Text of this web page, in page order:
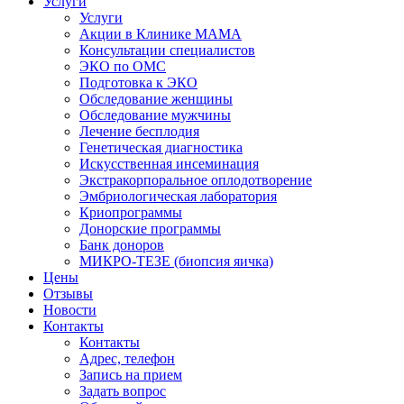
Услуги
Акции в Клинике МАМА
Консультации специалистов
ЭКО по ОМС
Подготовка к ЭКО
Обследование женщины
Обследование мужчины
Лечение бесплодия
Генетическая диагностика
Искусственная инсеминация
Экстракорпоральное оплодотворение
Эмбриологическая лаборатория
Криопрограммы
Донорские программы
Банк доноров
МИКРО-ТЕЗЕ (биопсия яичка)
Цены
Отзывы
Новости
Контакты
Контакты
Адрес, телефон
Запись на прием
Задать вопрос